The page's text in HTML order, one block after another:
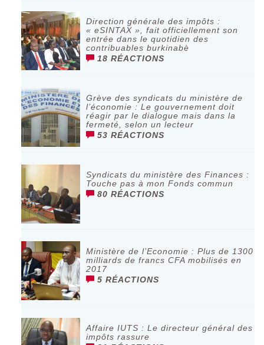
Direction générale des impôts :
« eSINTAX », fait officiellement son
entrée dans le quotidien des
contribuables burkinabè
18 RÉACTIONS
Grève des syndicats du ministère de
l’économie : Le gouvernement doit
réagir par le dialogue mais dans la
fermeté, selon un lecteur
53 RÉACTIONS
Syndicats du ministère des Finances :
Touche pas à mon Fonds commun
80 RÉACTIONS
Ministère de l’Economie : Plus de 1300
milliards de francs CFA mobilisés en
2017
5 RÉACTIONS
Affaire IUTS : Le directeur général des
impôts rassure